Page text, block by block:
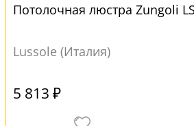
Потолочная люстра Zungoli
Lussole (Италия)
5 813 ₽